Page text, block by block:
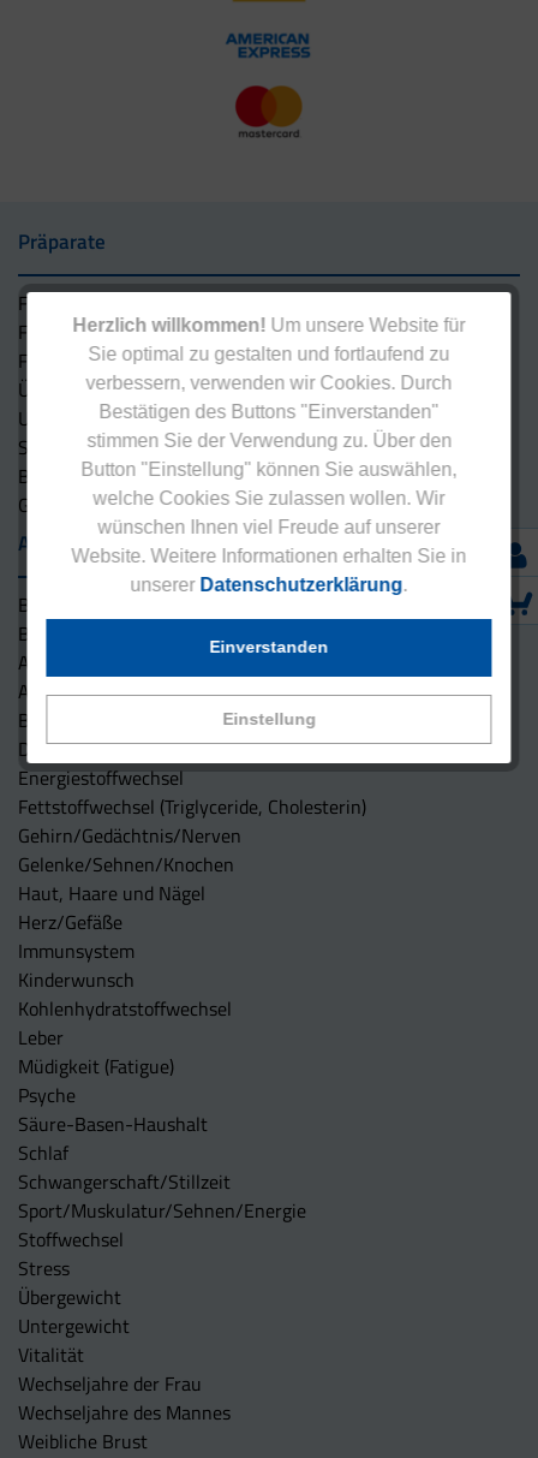
Herzlich willkommen! Um unsere Website für
Sie optimal zu gestalten und fortlaufend zu
verbessern, verwenden wir Cookies. Durch
Bestätigen des Buttons "Einverstanden"
stimmen Sie der Verwendung zu. Über den
Button "Einstellung" können Sie auswählen,
welche Cookies Sie zulassen wollen. Wir
wünschen Ihnen viel Freude auf unserer
Website. Weitere Informationen erhalten Sie in
unserer Datenschutzerklärung.
Einstellung
Einverstanden
Präparate
Für den Mann
Für die Frau
Für Mann und Frau
Übergewicht
Untergewicht
Sport
Beauty
Gutscheine
Anwendungsgebiete
Basisversorgung für die Frau
Basisversorgung für den Mann
Anti-Aging/Oxidativer Stress – Antioxidantien
Augen
Blutdruck
Darm
Energiestoffwechsel
Fettstoffwechsel (Triglyceride, Cholesterin)
Gehirn/Gedächtnis/Nerven
Gelenke/Sehnen/Knochen
Haut, Haare und Nägel
Herz/Gefäße
Immunsystem
Kinderwunsch
Kohlenhydratstoffwechsel
Leber
Müdigkeit (Fatigue)
Psyche
Säure-Basen-Haushalt
Schlaf
Schwangerschaft/Stillzeit
Sport/Muskulatur/Sehnen/Energie
Stoffwechsel
Stress
Übergewicht
Untergewicht
Vitalität
Wechseljahre der Frau
Wechseljahre des Mannes
Weibliche Brust